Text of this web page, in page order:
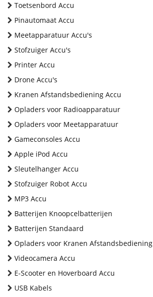
Toetsenbord Accu
Pinautomaat Accu
Meetapparatuur Accu's
Stofzuiger Accu's
Printer Accu
Drone Accu's
Kranen Afstandsbediening Accu
Opladers voor Radioapparatuur
Opladers voor Meetapparatuur
Gameconsoles Accu
Apple iPod Accu
Sleutelhanger Accu
Stofzuiger Robot Accu
MP3 Accu
Batterijen Knoopcelbatterijen
Batterijen Standaard
Opladers voor Kranen Afstandsbediening
Videocamera Accu
E-Scooter en Hoverboard Accu
USB Kabels